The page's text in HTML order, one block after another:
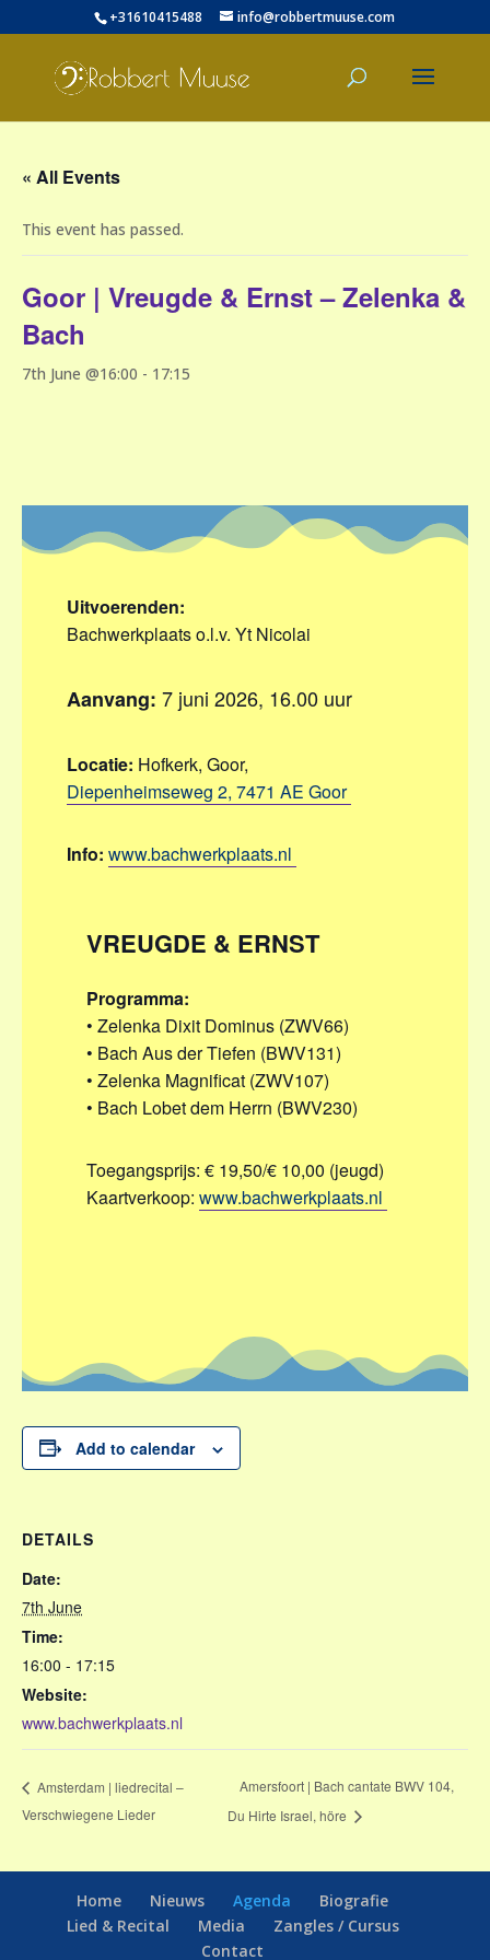
+31610415488 info@robbertmuuse.com
« All Events
This event has passed.
Goor | Vreugde & Ernst – Zelenka &
Bach
7th June @16:00 - 17:15
Uitvoerenden:
Bachwerkplaats o.l.v. Yt Nicolai
Aanvang: 7 juni 2026, 16.00 uur
Locatie: Hofkerk, Goor,
Diepenheimseweg 2, 7471 AE Goor
Info: www.bachwerkplaats.nl
VREUGDE & ERNST
Programma:
• Zelenka Dixit Dominus (ZWV66)
• Bach Aus der Tiefen (BWV131)
• Zelenka Magnificat (ZWV107)
• Bach Lobet dem Herrn (BWV230)
Toegangsprĳs: € 19,50/€ 10,00 (jeugd)
Kaartverkoop: www.bachwerkplaats.nl
Add to calendar
DETAILS
Date:
7th June
Time:
16:00 - 17:15
Website:
www.bachwerkplaats.nl
Amsterdam | liedrecital –
Verschwiegene Lieder
Amersfoort | Bach cantate BWV 104,
Du Hirte Israel, höre
Home Nieuws Agenda
Biografie
Lied & Recital
Media
Zangles / Cursus
Contact